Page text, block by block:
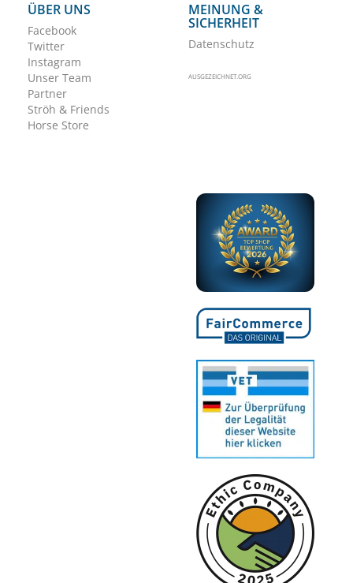
ÜBER UNS
Facebook
Twitter
Instagram
Unser Team
Partner
Ströh & Friends
Horse Store
MEINUNG &
SICHERHEIT
Datenschutz
AUSGEZEICHNET.ORG